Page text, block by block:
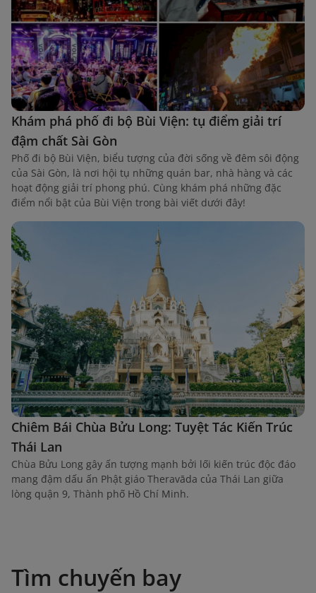
Khám phá phố đi bộ Bùi Viện: tụ điểm giải trí
đậm chất Sài Gòn
Phố đi bộ Bùi Viện, biểu tượng của đời sống về đêm sôi động
của Sài Gòn, là nơi hội tụ những quán bar, nhà hàng và các
hoạt động giải trí phong phú. Cùng khám phá những đặc
điểm nổi bật của Bùi Viện trong bài viết dưới đây!
Chiêm Bái Chùa Bửu Long: Tuyệt Tác Kiến Trúc
Thái Lan
Chùa Bửu Long gây ấn tượng mạnh bởi lối kiến trúc độc đáo
mang đậm dấu ấn Phật giáo Theravāda của Thái Lan giữa
lòng quận 9, Thành phố Hồ Chí Minh.
Tìm chuyến bay